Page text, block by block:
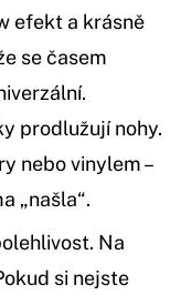
efekt a krásně
se časem
prodlužují nohy.
nebo vinylem –
„našla“.
Na
si nejste